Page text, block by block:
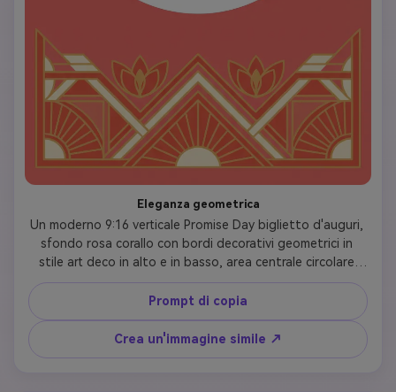
Eleganza geometrica
Un moderno 9:16 verticale Promise Day biglietto d'auguri,
sfondo rosa corallo con bordi decorativi geometrici in
stile art deco in alto e in basso, area centrale circolare
bianca con "Promise Day 2026" in grassetto carattere
contemporaneo, semplice arte della linea di due mani
sotto, bilanciato ed elegante, formato storia social
media
Prompt di copia
Crea un'immagine simile ↗